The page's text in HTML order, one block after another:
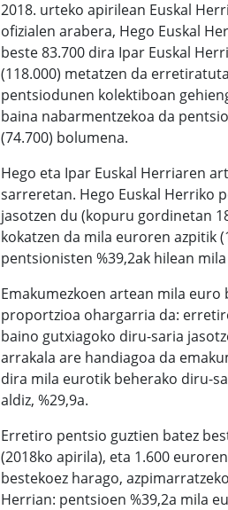
2018. urteko apirilean Euskal
ofizialen arabera, Hego Euskal
beste 83.700 dira Ipar Euskal
(118.000) metatzen da
pentsiodunen kolektiboan
baina nabarmentzekoa da
(74.700) bolumena.
Hego eta Ipar Euskal Herriaren
sarreretan. Hego Euskal Herriko
jasotzen du (kopuru gordinetan
kokatzen da mila euroren azpitik
pentsionisten %39,2ak hilean
Emakumezkoen artean mila
proportzioa ohargarria da:
baino gutxiagoko diru-saria
arrakala are handiagoa da
dira mila eurotik beherako diru-
aldiz, %29,9a.
Erretiro pentsio guztien batez
(2018ko apirila), eta 1.600
bestekoez harago,
Herrian: pentsioen %39,2a mila